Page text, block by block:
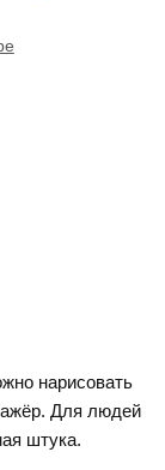
нарисовать
Для людей
штука.